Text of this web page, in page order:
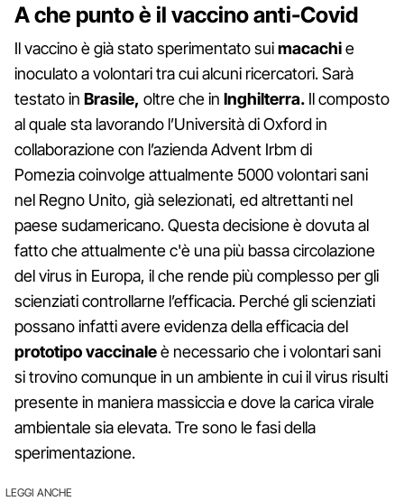
A che punto è il vaccino anti-Covid
Il vaccino è già stato sperimentato suimacachie
inoculato a volontari tra cui alcuni ricercatori. Sarà
testato in Brasile, oltre che in Inghilterra. Il composto
al quale sta lavorando l’Università di Oxford in
collaborazione con l’azienda Advent Irbm di
Pomezia coinvolge attualmente 5000 volontari sani
nel Regno Unito, già selezionati, ed altrettanti nel
paese sudamericano. Questa decisione è dovuta al
fatto che attualmente c'è una più bassa circolazione
del virus in Europa, il che rende più complesso per gli
scienziati controllarne l’efficacia. Perché gli scienziati
possano infatti avere evidenza della efficacia del
prototipo vaccinaleè necessario che i volontari sani
si trovino comunque in un ambiente in cui il virus risulti
presente in maniera massiccia e dove la carica virale
ambientale sia elevata. Tre sono le fasi della
sperimentazione.
LEGGI ANCHE